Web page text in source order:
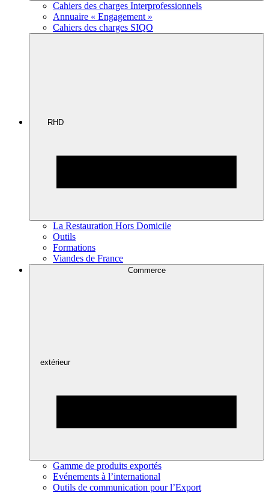
Cahiers des charges Interprofessionnels
Annuaire « Engagement »
Cahiers des charges SIQO
RHD
La Restauration Hors Domicile
Outils
Formations
Viandes de France
Commerce
extérieur
Gamme de produits exportés
Evénements à l’international
Outils de communication pour l’Export